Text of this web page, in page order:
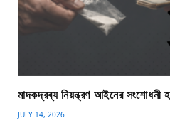
মাদকদ্রব্য নিয়ন্ত্রণ আইনের সংশোধনী
JULY 14, 2026